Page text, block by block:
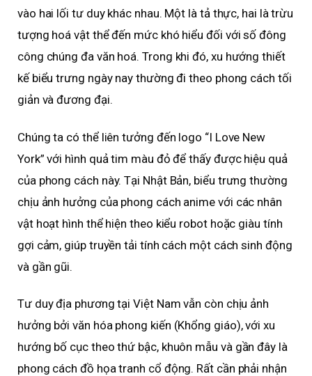
vào hai lối tư duy khác nhau. Một là tả thực, hai là trừu
tượng hoá vật thể đến mức khó hiểu đối với số đông
công chúng đa văn hoá. Trong khi đó, xu hướng thiết
kế biểu trưng ngày nay thường đi theo phong cách tối
giản và đương đại.
Chúng ta có thể liên tưởng đến logo “I Love New
York” với hình quả tim màu đỏ để thấy được hiệu quả
của phong cách này. Tại Nhật Bản, biểu trưng thường
chịu ảnh hưởng của phong cách anime với các nhân
vật hoạt hình thể hiện theo kiểu robot hoặc giàu tính
gợi cảm, giúp truyền tải tính cách một cách sinh động
và gần gũi.
Tư duy địa phương tại Việt Nam vẫn còn chịu ảnh
hưởng bởi văn hóa phong kiến (Khổng giáo), với xu
hướng bố cục theo thứ bậc, khuôn mẫu và gần đây là
phong cách đồ họa tranh cổ động. Rất cần phải nhận